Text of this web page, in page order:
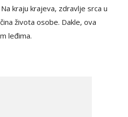
kraju krajeva, zdravlje srca u
života osobe. Dakle, ova
leđima.